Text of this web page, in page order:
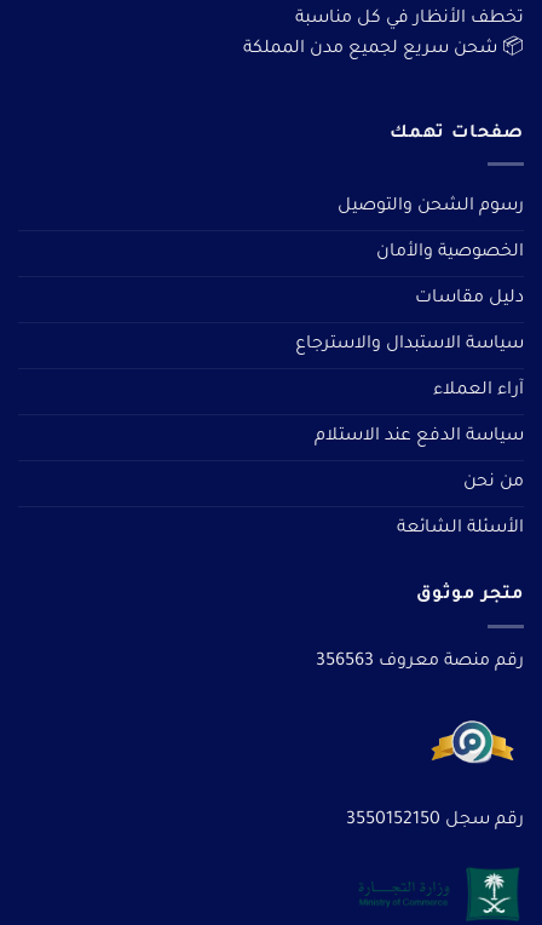
تخطف الأنظار في كل مناسبة
📦 شحن سريع لجميع مدن المملكة
صفحات تهمك
رسوم الشحن والتوصيل
الخصوصية والأمان
دليل مقاسات
سياسة الاستبدال والاسترجاع
آراء العملاء
سياسة الدفع عند الاستلام
من نحن
الأسئلة الشائعة
متجر موثوق
رقم منصة معروف 356563
رقم سجل 3550152150